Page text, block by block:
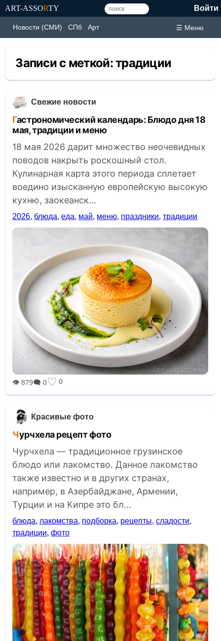
ART-ASSORTY Войти
Новости (СМИ) СПб Арт ☰ Меню
Записи с меткой:традиции
Свежие новости
Гастрономический календарь: Блюдо дня 18
мая, традиции и меню
18 мая 2026 дарит множество неочевидных
поводов накрыть роскошный стол.
Кулинарная карта этого периода сплетает
воедино изысканную европейскую высокую
кухню, заокеанск...
2026, блюда,еда, май, меню, праздники,традиции
👁 879🗨 0♡ 0
Красивые фото
Чурчхела рецепт фото
Чурчхела — традиционное грузинское
блюдо или лакомство. Данное лакомство
также известно и в других странах,
например, в Азербайджане, Армении,
Турции и на Кипре это бл...
блюда, лакомства, подборка, рецепты,сладости,
традиции,фото